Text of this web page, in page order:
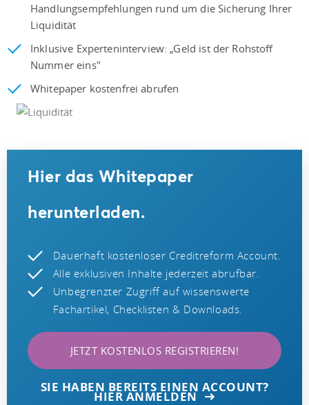
Handlungsempfehlungen rund um die Sicherung Ihrer
Liquidität
Inklusive Experteninterview: „Geld ist der Rohstoff
Nummer eins"
Whitepaper kostenfrei abrufen
Hier das Whitepaper
herunterladen.
Dauerhaft kostenloser Creditreform Account.
Alle exklusiven Inhalte jederzeit abrufbar.
Unbegrenzter Zugriff auf wissenswerte
Fachartikel, Checklisten & Downloads.
JETZT KOSTENLOS REGISTRIEREN!
SIE HABEN BEREITS EINEN ACCOUNT?
HIER ANMELDEN